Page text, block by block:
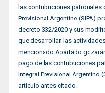
las contribuciones patronales
Previsional Argentino (SIPA)
decreto 332/2020 y sus
que desarrollan las
mencionado Apartado
pago de las contribuciones
Integral Previsional Argentino
artículo antes citado.